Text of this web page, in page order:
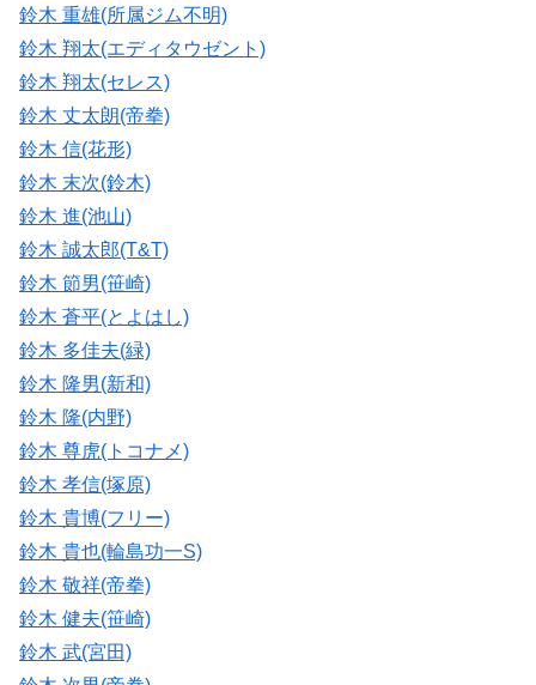
鈴木 重雄(所属ジム不明)
鈴木 翔太(エディタウゼント)
鈴木 翔太(セレス)
鈴木 丈太朗(帝拳)
鈴木 信(花形)
鈴木 末次(鈴木)
鈴木 進(池山)
鈴木 誠太郎(T&T)
鈴木 節男(笹崎)
鈴木 蒼平(とよはし)
鈴木 多佳夫(緑)
鈴木 隆男(新和)
鈴木 隆(内野)
鈴木 尊虎(トコナメ)
鈴木 孝信(塚原)
鈴木 貴博(フリー)
鈴木 貴也(輪島功一S)
鈴木 敬祥(帝拳)
鈴木 健夫(笹崎)
鈴木 武(宮田)